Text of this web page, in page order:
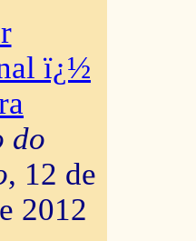
ï¿½
do
, 12 de
2012